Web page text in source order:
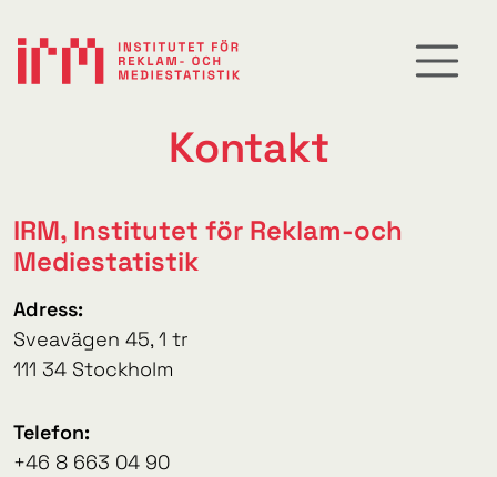
Kontakt
IRM, Institutet för Reklam-och
Mediestatistik
Adress:
Sveavägen 45, 1 tr
111 34 Stockholm
Telefon:
+46 8 663 04 90